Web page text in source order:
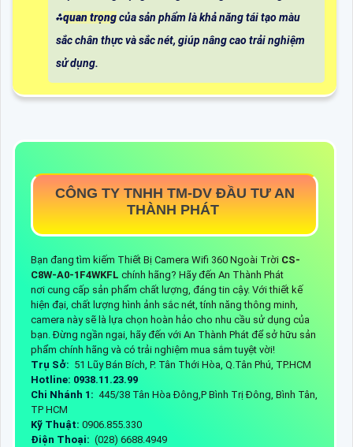
⁂quan trọngcủa sản phẩm là khả năng tái tạo màu
sắc chân thực và sắc nét, giúp nâng cao trải nghiệm
sử dụng.
CÔNG TY TNHH TM-DV ĐẦU TƯ AN
THÀNH PHÁT
Bạn đang tìm kiếm Thiết Bị Camera Wifi 360 Ngoài Trời CS-
C8W-A0-1F4WKFL chính hãng? Hãy đến An Thành Phát
nơi cung cấp sản phẩm chất lượng, đáng tin cậy. Với thiết kế
hiện đại, chất lượng hình ảnh sắc nét, tính năng thông minh,
camera này sẽ là lựa chọn hoàn hảo cho nhu cầu sử dụng của
bạn. Đừng ngần ngại, hãy đến với An Thành Phát để sở hữu sản
phẩm chính hãng và có trải nghiệm mua sắm tuyệt vời!
Trụ Sở: 51 Lũy Bán Bích, P. Tân Thới Hòa, Q.Tân Phú, TP.HCM
Hotline: 0938.11.23.99
Chi Nhánh 1: 445/38 Tân Hòa Đông,P Bình Trị Đông, Bình Tân,
TP HCM
Kỹ Thuật: 0906.855.330
Điện Thoại: (028) 6688.4949